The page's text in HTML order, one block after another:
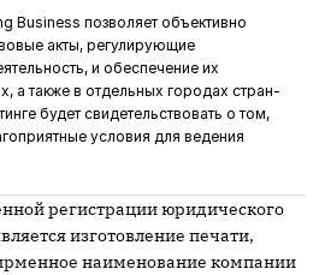
Business позволяет объективно
акты, регулирующие
и обеспечение их
а также в отдельных городах стран-
будет свидетельствовать о том,
условия для ведения
регистрации юридического
изготовление печати,
наименование компании